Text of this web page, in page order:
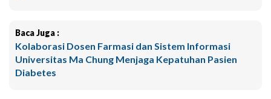
Baca Juga :
Kolaborasi Dosen Farmasi dan Sistem Informasi
Universitas Ma Chung Menjaga Kepatuhan Pasien
Diabetes